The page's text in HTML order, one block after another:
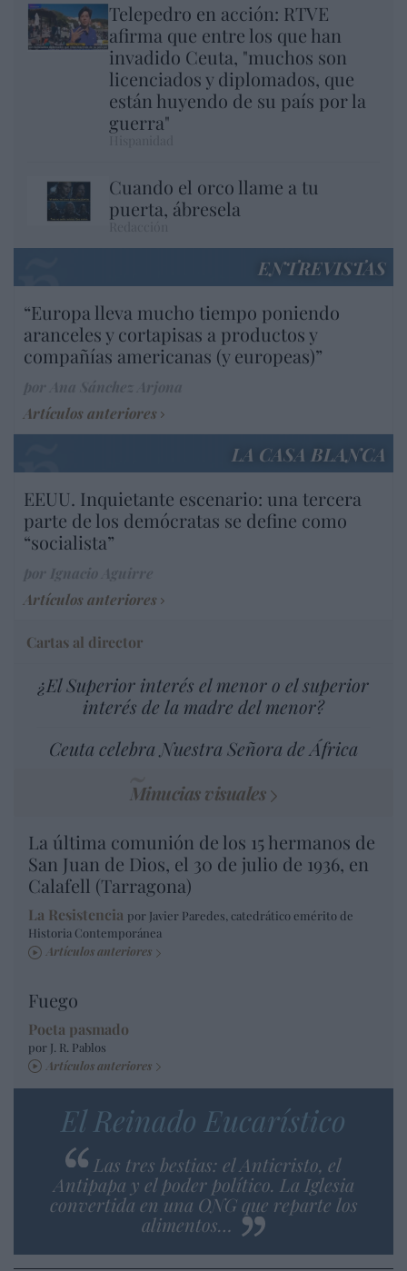
Telepedro en acción: RTVE
afirma que entre los que han
invadido Ceuta, "muchos son
licenciados y diplomados, que
están huyendo de su país por la
guerra"
Cuando el orco llame a tu
puerta, ábresela
ENTREVISTAS
“Europa lleva mucho tiempo poniendo
aranceles y cortapisas a productos y
compañías americanas (y europeas)”
Artículos anteriores
LA CASA BLANCA
EEUU. Inquietante escenario: una tercera
parte de los demócratas se define como
“socialista”
Artículos anteriores
Cartas al director
¿El Superior interés el menor o el superior
interés de la madre del menor?
Ceuta celebra Nuestra Señora de África
Minucias visuales
La última comunión de los 15 hermanos de
San Juan de Dios, el 30 de julio de 1936, en
Calafell (Tarragona)
La Resistencia por Javier Paredes, catedrático emérito de
Historia Contemporánea
Artículos anteriores
Fuego
Poeta pasmado
por J. R. Pablos
Artículos anteriores
El Reinado Eucarístico
Las tres bestias: el Anticristo, el
Antipapa y el poder político. La Iglesia
convertida en una ONG que reparte los
alimentos…